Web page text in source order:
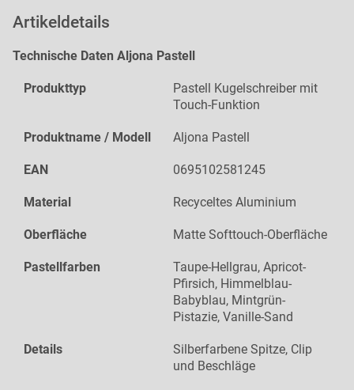
Artikeldetails
Technische Daten Aljona Pastell
Produkttyp
Pastell Kugelschreiber mit
Touch-Funktion
Produktname / Modell Aljona Pastell
EAN 0695102581245
Material Recyceltes Aluminium
Oberfläche Matte Softtouch-Oberfläche
Pastellfarben
Taupe-Hellgrau, Apricot-
Pfirsich, Himmelblau-
Babyblau, Mintgrün-
Pistazie, Vanille-Sand
Details
Silberfarbene Spitze, Clip
und Beschläge